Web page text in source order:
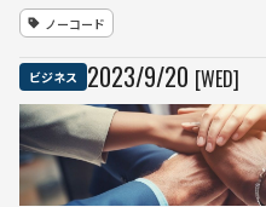
ノーコード
ビジネス 2023/9/20 [WED]